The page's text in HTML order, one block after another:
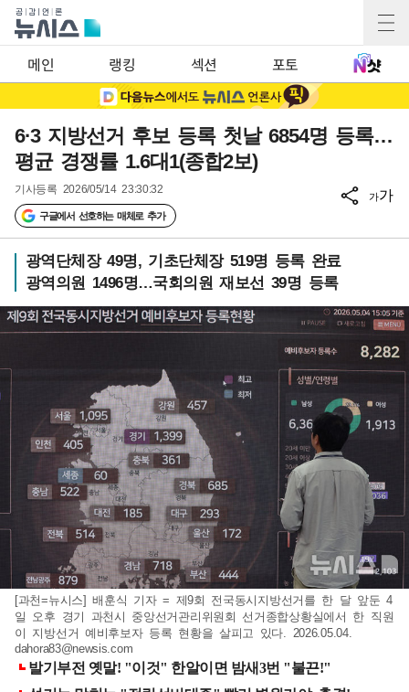
메인 랭킹 섹션 포토
6·3 지방선거 후보 등록 첫날 6854명 등록…
평균 경쟁률 1.6대1(종합2보)
기사등록 2026/05/14 23:30:32
구글에서 선호하는 매체로 추가
가가
광역단체장 49명, 기초단체장 519명 등록 완료
광역의원 1496명…국회의원 재보선 39명 등록
[과천=뉴시스] 배훈식 기자 = 제9회 전국동시지방선거를 한 달 앞둔 4
일 오후 경기 과천시 중앙선거관리위원회 선거종합상황실에서 한 직원
이 지방선거 예비후보자 등록 현황을 살피고 있다. 2026.05.04.
dahora83@newsis.com